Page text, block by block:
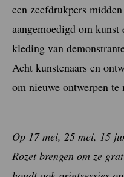
een zeefdrukpers
aangemoedigd om kunst
kleding van
Acht kunstenaars en
om nieuwe ontwerpen te
Op 17 mei, 25 mei, 15
Rozet brengen om ze